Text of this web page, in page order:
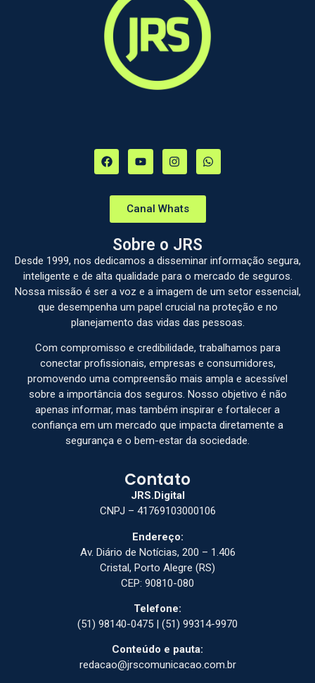
Canal Whats
Sobre o JRS
Desde 1999, nos dedicamos a disseminar informação segura,
inteligente e de alta qualidade para o mercado de seguros.
Nossa missão é ser a voz e a imagem de um setor essencial,
que desempenha um papel crucial na proteção e no
planejamento das vidas das pessoas.
Com compromisso e credibilidade, trabalhamos para
conectar profissionais, empresas e consumidores,
promovendo uma compreensão mais ampla e acessível
sobre a importância dos seguros. Nosso objetivo é não
apenas informar, mas também inspirar e fortalecer a
confiança em um mercado que impacta diretamente a
segurança e o bem-estar da sociedade.
Contato
JRS.Digital
CNPJ – 41769103000106
Endereço:
Av. Diário de Notícias, 200 – 1.406
Cristal, Porto Alegre (RS)
CEP: 90810-080
Telefone:
(51) 98140-0475 | (51) 99314-9970
Conteúdo e pauta:
redacao@jrscomunicacao.com.br